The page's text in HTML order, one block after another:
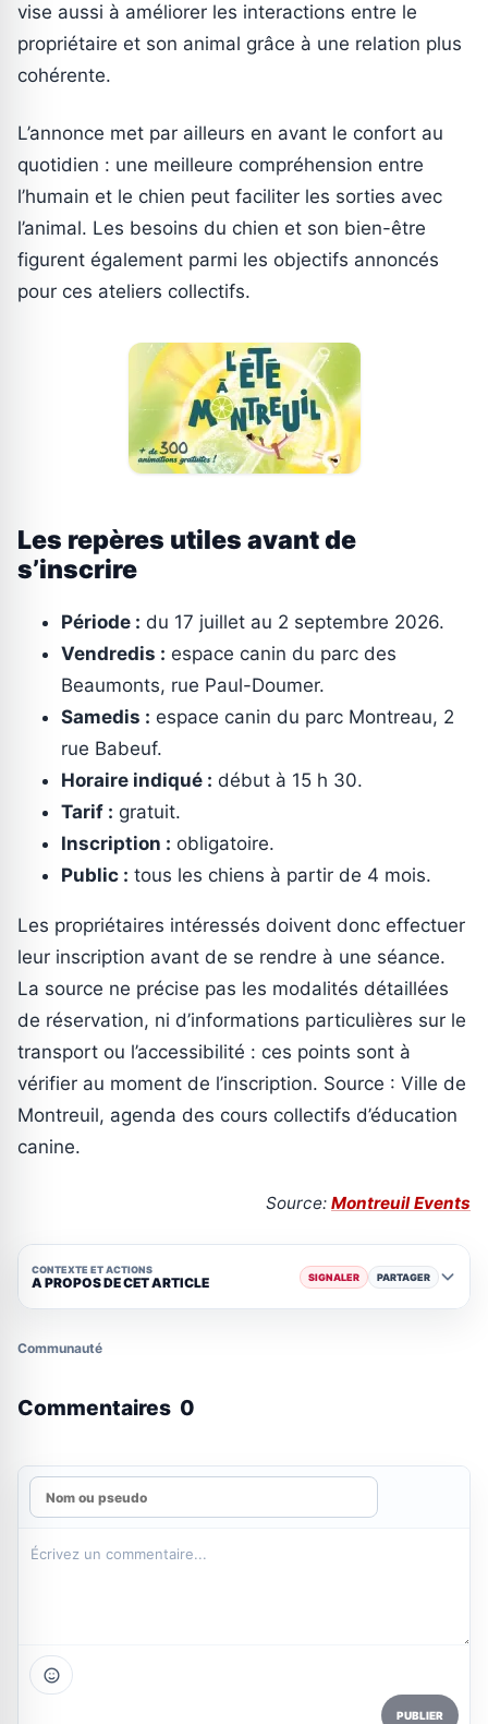
vise aussi à améliorer les interactions entre le
propriétaire et son animal grâce à une relation plus
cohérente.
L’annonce met par ailleurs en avant le confort au
quotidien : une meilleure compréhension entre
l’humain et le chien peut faciliter les sorties avec
l’animal. Les besoins du chien et son bien-être
figurent également parmi les objectifs annoncés
pour ces ateliers collectifs.
Les repères utiles avant de
s’inscrire
Période : du 17 juillet au 2 septembre 2026.
Vendredis : espace canin du parc des
Beaumonts, rue Paul-Doumer.
Samedis : espace canin du parc Montreau, 2
rue Babeuf.
Horaire indiqué : début à 15 h 30.
Tarif : gratuit.
Inscription : obligatoire.
Public : tous les chiens à partir de 4 mois.
Les propriétaires intéressés doivent donc effectuer
leur inscription avant de se rendre à une séance.
La source ne précise pas les modalités détaillées
de réservation, ni d’informations particulières sur le
transport ou l’accessibilité : ces points sont à
vérifier au moment de l’inscription. Source : Ville de
Montreuil, agenda des cours collectifs d’éducation
canine.
Source: Montreuil Events
CONTEXTE ET ACTIONS
A PROPOS DE CET ARTICLE SIGNALER PARTAGER
Communauté
Commentaires 0
PUBLIER